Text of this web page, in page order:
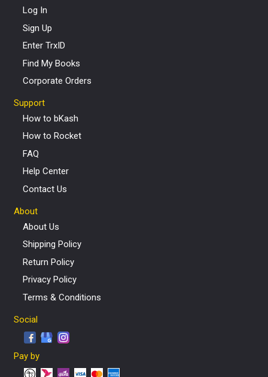
Log In
Sign Up
Enter TrxID
Find My Books
Corporate Orders
Support
How to bKash
How to Rocket
FAQ
Help Center
Contact Us
About
About Us
Shipping Policy
Return Policy
Privacy Policy
Terms & Conditions
Social
Pay by